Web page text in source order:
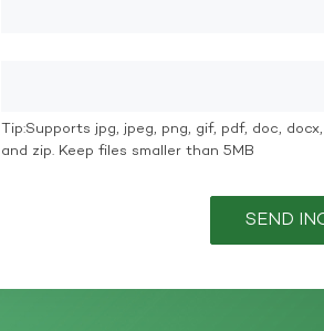
Tip:Supports jpg, jpeg, png, gif, pdf, doc,
and zip. Keep files smaller than 5MB
SEND